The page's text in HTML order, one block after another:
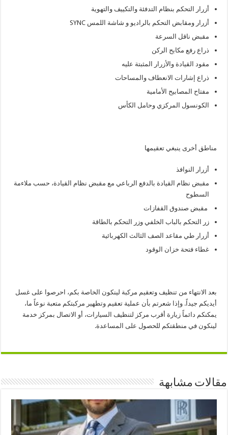
أزرار التحكم بنظام التدفئة والتكييف والتهوية
أزرار ومقابض التحكم بالراديو و شاشة اللمس SYNC
مقبض ناقل السرعة
ذراع رفع مكابح الركن
مقود القيادة والأزرار المثبتة عليه
ذراع إشارات الانعطاف والمساحات
مفتاح المصابيح الأمامية
الكونسول المركزي وحامل الكأس
مناطق أخرى ينبغي تعقيمها
أزرار النوافذ
مقبض نظام القيادة بالدفع الرباعي مع مقبض نظام القيادة، حسب ملاءمة
السطوح
مقبض صندوق القفازات
زر التحكم بالباب الخلفي وزر التحكم بالطاقة
أزرار طي مقاعد الصف الثالث الكهربائية
غطاء فتحة خزان الوقود
بعد الانتهاء من تنظيف وتعقيم مركبة لينكون الخاصة بكم، احرصوا على غسل
أيديكم جيداً. وإذا شعرتم بأن عملية تعقيم وتطهير مركبتكم متعبة نوعاً ما،
يمكنكم دائماً زيارة أقرب مركز لتنظيف السيارات، أو الاتصال بمركز خدمة
لينكون في منطقتكم للحصول على المساعدة.
مقالات مشابهة